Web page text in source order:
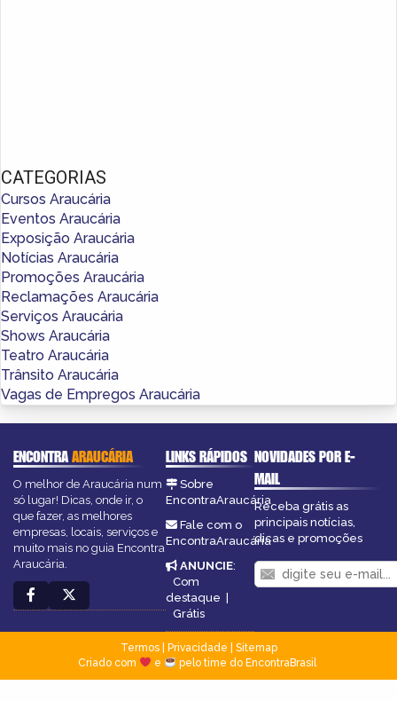
CATEGORIAS
Cursos Araucária
Eventos Araucária
Exposição Araucária
Notícias Araucária
Promoções Araucária
Reclamações Araucária
Serviços Araucária
Shows Araucária
Teatro Araucária
Trânsito Araucária
Vagas de Empregos Araucária
ENCONTRAARAUCÁRIA
O melhor de Araucária num
só lugar! Dicas, onde ir, o
que fazer, as melhores
empresas, locais, serviços e
muito mais no guia Encontra
Araucária.
LINKS RÁPIDOS
Sobre
EncontraAraucária
Fale com o
EncontraAraucária
ANUNCIE:
Com
destaque
Grátis
NOVIDADES POR E-
MAIL
Receba grátis as
principais notícias,
dicas e promoções
Termos| Privacidade
Sitemap
Criado com
e pelo time do EncontraBrasil